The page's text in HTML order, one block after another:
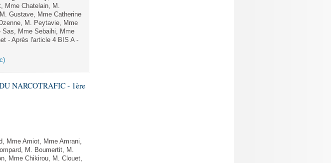
Mme Chatelain, M.
Gustave, Mme Catherine
M. Peytavie, Mme
Sas, Mme Sebaihi, Mme
- Après l'article 4 BIS A -
NARCOTRAFIC - 1ère
Mme Amiot, Mme Amrani,
M. Boumertit, M.
Mme Chikirou, M. Clouet,